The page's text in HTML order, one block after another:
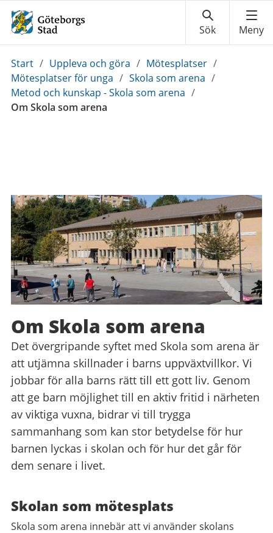
Du
är
här:
Start / Uppleva och göra / Mötesplatser /
Mötesplatser för unga / Skola som arena /
Metod och kunskap - Skola som arena /
Om Skola som arena
Om Skola som arena
Det övergripande syftet med Skola som arena är
att utjämna skillnader i barns uppväxtvillkor. Vi
jobbar för alla barns rätt till ett gott liv. Genom
att ge barn möjlighet till en aktiv fritid i närheten
av viktiga vuxna, bidrar vi till trygga
sammanhang som kan stor betydelse för hur
barnen lyckas i skolan och för hur det går för
dem senare i livet.
Skolan som mötesplats
Skola som arena innebär att vi använder skolans